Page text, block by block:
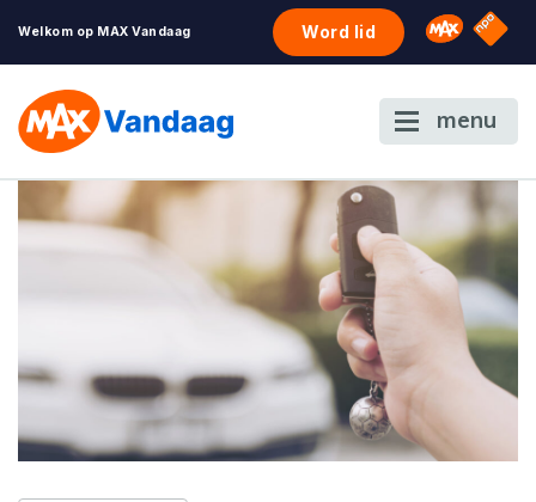
Welkom op MAX Vandaag Word lid Omroep
NPO
menu